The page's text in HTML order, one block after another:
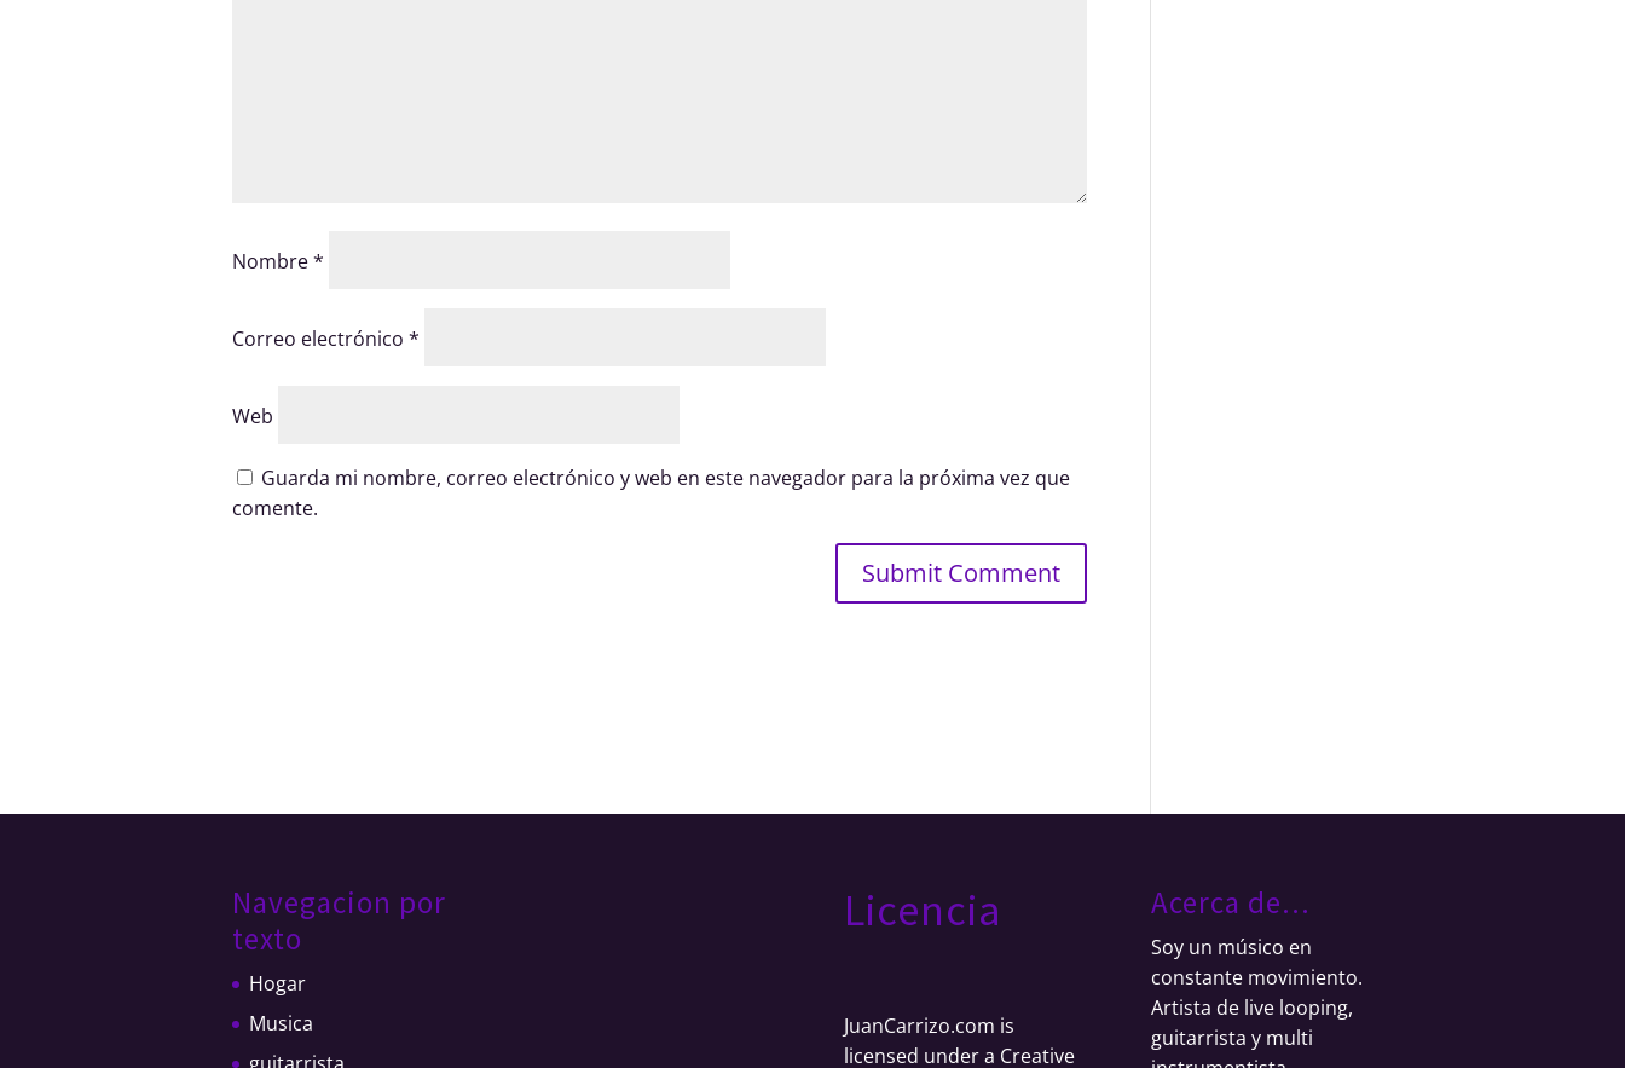
Nombre*
Correo electrónico *
Web
Guarda mi nombre, correo electrónico y web en este navegador para la próxima vez que
comente.
Navegacion por
texto
Hogar
Musica
guitarrista
Licencia
JuanCarrizo.com is
licensed under a Creative
Acerca de…
Soy un músico en
constante movimiento.
Artista de live looping,
guitarrista y multi